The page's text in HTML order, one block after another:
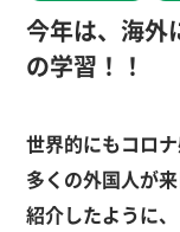
今年は、海
の学習！！
世界的にもコロ
多く の外国人が
紹介したように、